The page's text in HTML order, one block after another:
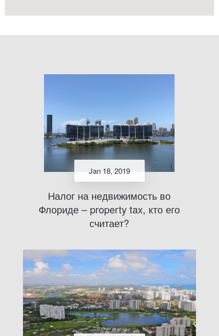
Jan 18, 2019
Налог на недвижимость во
Флориде – property tax, кто его
считает?